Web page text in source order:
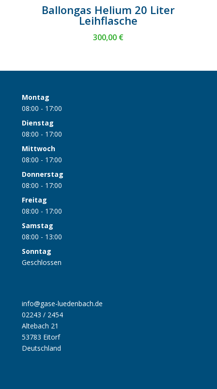
Ballongas Helium 20 Liter
Leihflasche
300,00 €
Montag
08:00 - 17:00
Dienstag
08:00 - 17:00
Mittwoch
08:00 - 17:00
Donnerstag
08:00 - 17:00
Freitag
08:00 - 17:00
Samstag
08:00 - 13:00
Sonntag
Geschlossen
info@gase-luedenbach.de
02243 / 2454
Altebach 21
53783 Eitorf
Deutschland